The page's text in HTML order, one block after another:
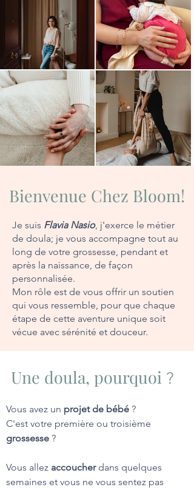
Bienvenue Chez Bloom!
Je suis Flavia Nasio, j'exerce le métier
de doula; je vous accompagne tout au
long de votre grossesse, pendant et
après la naissance, de façon
personnalisée.
Mon rôle est de vous offrir un soutien
qui vous ressemble, pour que chaque
étape de cette aventure unique soit
vécue avec sérénité et douceur.
Une doula, pourquoi ?
Vous avez un projet de bébé ?
C'est votre première ou troisième
grossesse ?
Vous allez accoucherdans quelques
semaines et vous ne vous sentez pas